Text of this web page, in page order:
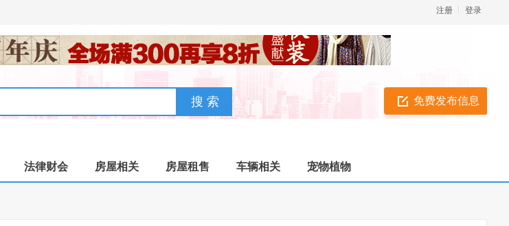
登录
注册
免费发布信息
法律财会 房屋相关 房屋租售 车辆相关 宠物植物